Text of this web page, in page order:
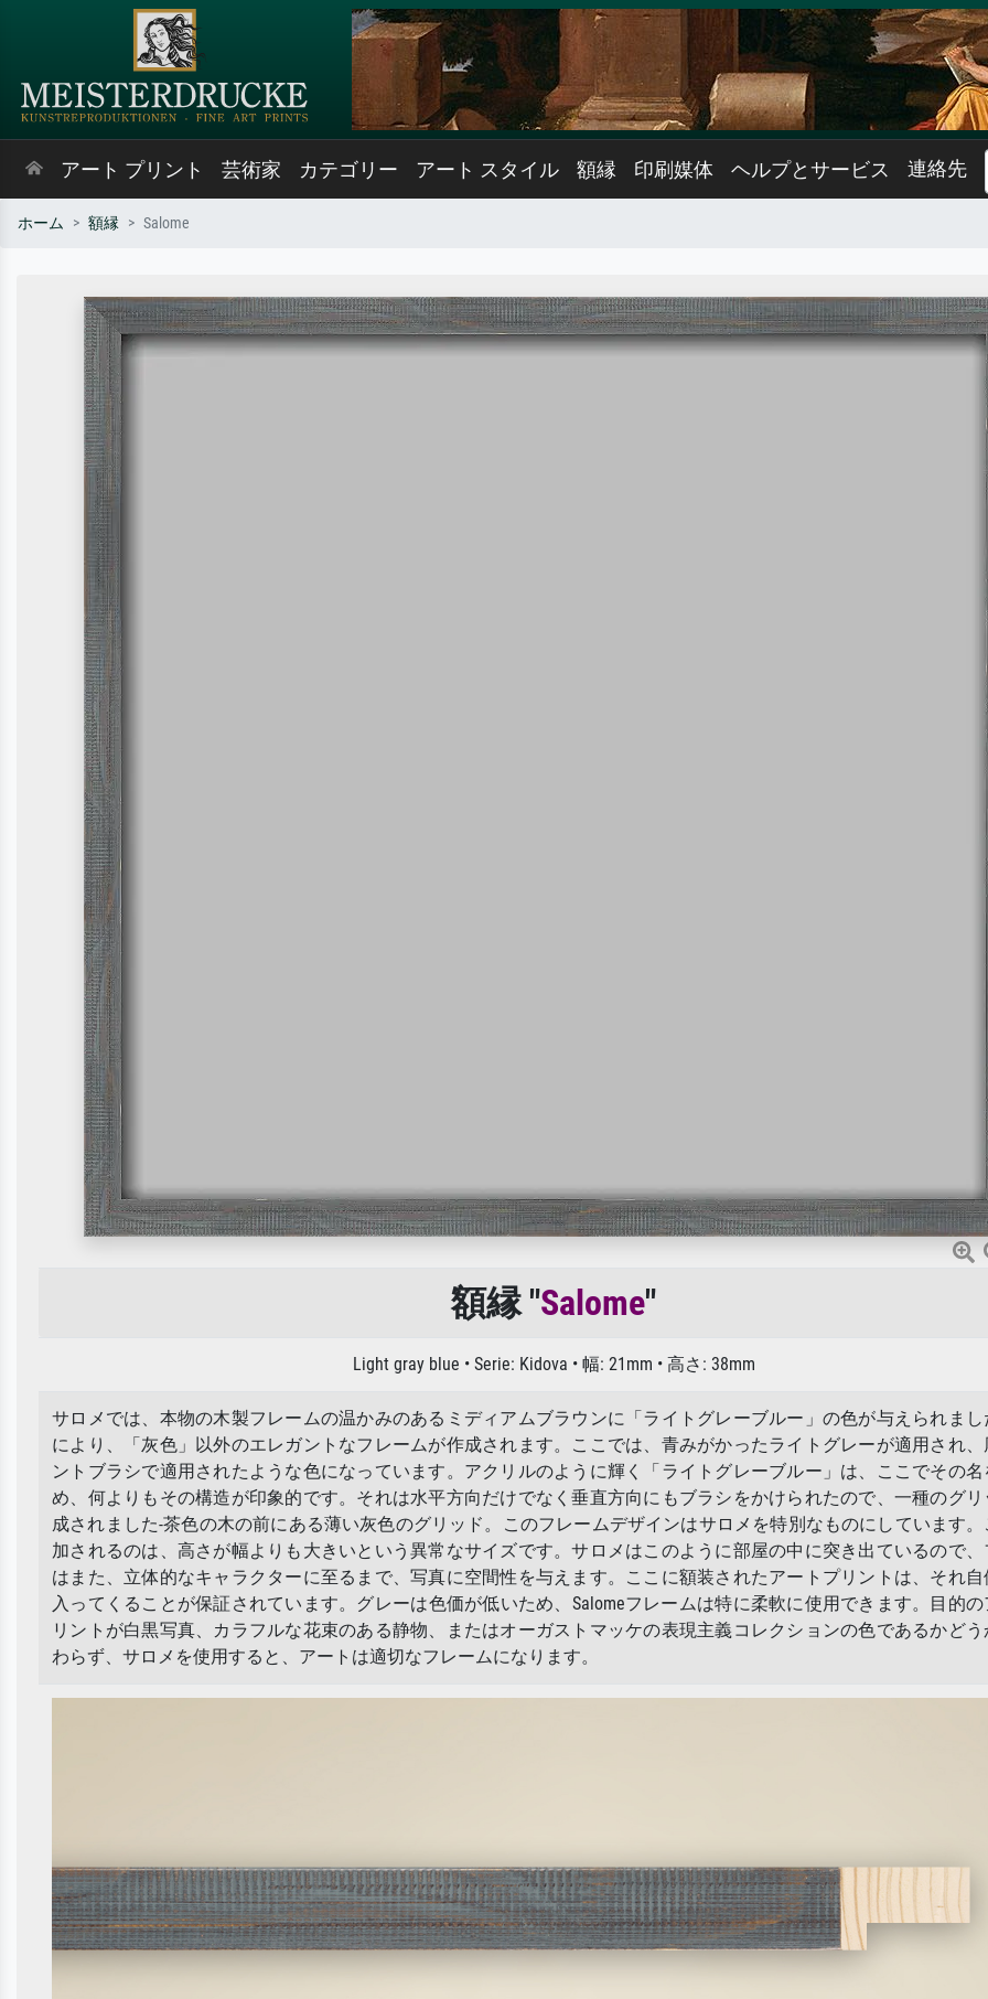
アート プリント 芸術家 カテゴリー アート スタイル 額縁 印刷媒体 ヘルプとサービス 連絡先
ホーム 額縁 Salome
額縁 "Salome"
Light gray blue • Serie: Kidova • 幅: 21mm • 高さ: 38mm
サロメでは、本物の木製フレームの温かみのあるミディアムブラウンに「ライトグレーブルー」の色が与えられま
により、「灰色」以外のエレガントなフレームが作成されます。ここでは、青みがかったライトグレーが適用され
ントブラシで適用されたような色になっています。アクリルのように輝く「ライトグレーブルー」は、ここでその
め、何よりもその構造が印象的です。それは水平方向だけでなく垂直方向にもブラシをかけられたので、一種のグ
成されました-茶色の木の前にある薄い灰色のグリッド。このフレームデザインはサロメを特別なものにしています
加されるのは、高さが幅よりも大きいという異常なサイズです。サロメはこのように部屋の中に突き出ているので
はまた、立体的なキャラクターに至るまで、写真に空間性を与えます。ここに額装されたアートプリントは、それ
入ってくることが保証されています。グレーは色価が低いため、Salomeフレームは特に柔軟に使用できます。目的
リントが白黒写真、カラフルな花束のある静物、またはオーガストマッケの表現主義コレクションの色であるかど
わらず、サロメを使用すると、アートは適切なフレームになります。